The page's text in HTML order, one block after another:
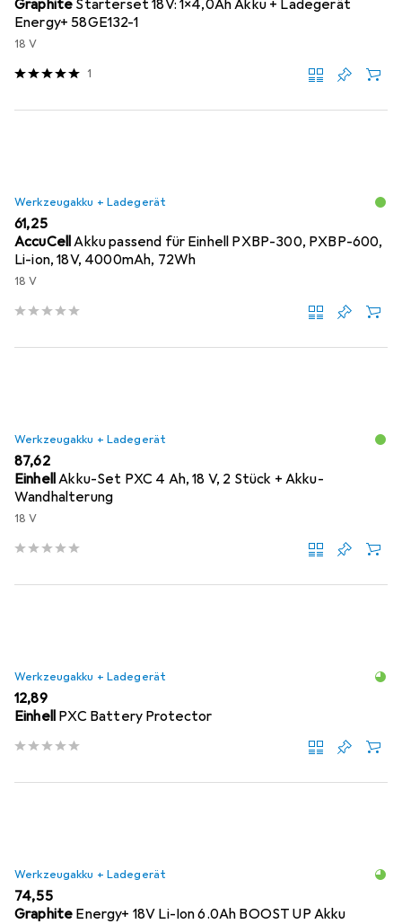
Graphite Starterset 18V: 1x4,0Ah Akku + Ladegerät
Energy+ 58GE132-1
18 V
1
Werkzeugakku + Ladegerät
EUR
61,25
AccuCellAkku passend für Einhell PXBP-300, PXBP-600,
Li-ion, 18V, 4000mAh, 72Wh
18 V
Werkzeugakku + Ladegerät
EUR
87,62
EinhellAkku-Set PXC 4 Ah, 18 V, 2 Stück + Akku-
Wandhalterung
18 V
Werkzeugakku + Ladegerät
EUR
12,89
Einhell PXC Battery Protector
Werkzeugakku + Ladegerät
EUR
74,55
Graphite Energy+ 18V Li-Ion 6.0Ah BOOST UP Akku